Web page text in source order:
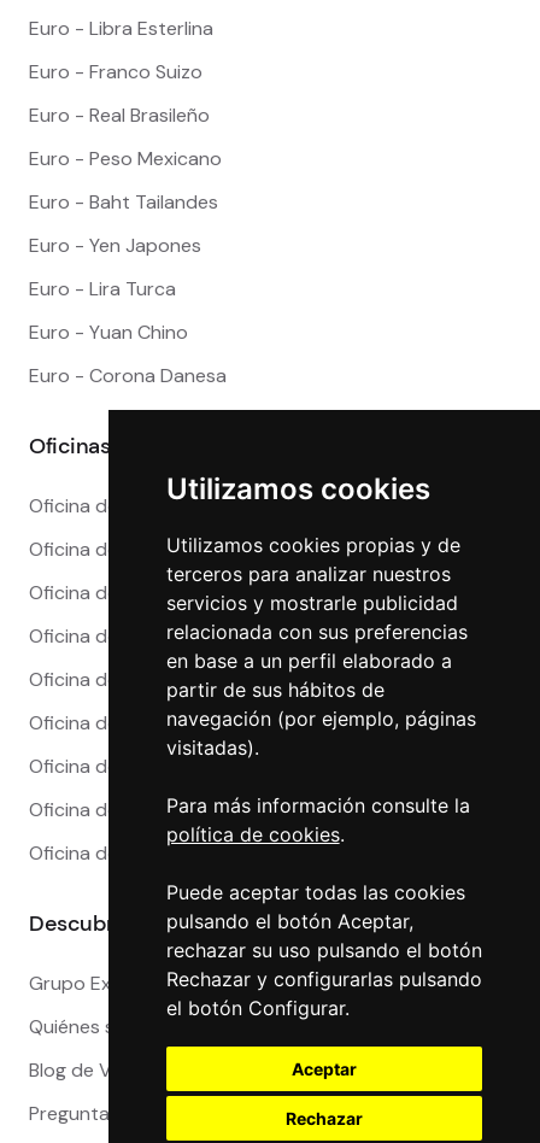
Utilizamos cookies
Utilizamos cookies propias y de
terceros para analizar nuestros
servicios y mostrarle publicidad
relacionada con sus preferencias
en base a un perfil elaborado a
partir de sus hábitos de
navegación (por ejemplo, páginas
visitadas).
Para más información consulte la
política de cookies.
Puede aceptar todas las cookies
pulsando el botón Aceptar,
rechazar su uso pulsando el botón
Rechazar y configurarlas pulsando
el botón Configurar.
Aceptar
Rechazar
Euro - Libra Esterlina
Euro - Franco Suizo
Euro - Real Brasileño
Euro - Peso Mexicano
Euro - Baht Tailandes
Euro - Yen Japones
Euro - Lira Turca
Euro - Yuan Chino
Euro - Corona Danesa
Oficinas
Oficina de Cambio en Alicante
Oficina de Cambio en Barcelona
Oficina de Cambio en Córdoba
Oficina de Cambio en Granada
Oficina de Cambio en Madrid
Oficina de Cambio en Málaga
Oficina de Cambio en Marbella
Oficina de Cambio en Sevilla
Oficina de Cambio en Valencia
Descubre más
Grupo Exact
Quiénes somos
Blog de Viajeros
Preguntas Frecuentes